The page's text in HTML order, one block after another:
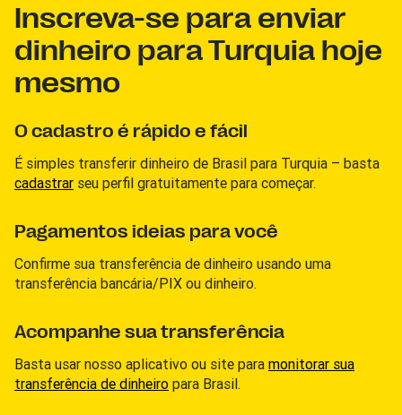
Inscreva-se para enviar
dinheiro para Turquia hoje
mesmo
O cadastro é rápido e fácil
É simples transferir dinheiro de Brasil para Turquia – basta
cadastrar seu perfil gratuitamente para começar.
Pagamentos ideias para você
Confirme sua transferência de dinheiro usando uma
transferência bancária/PIX ou dinheiro.
Acompanhe sua transferência
Basta usar nosso aplicativo ou site para monitorar sua
transferência de dinheiro para Brasil.